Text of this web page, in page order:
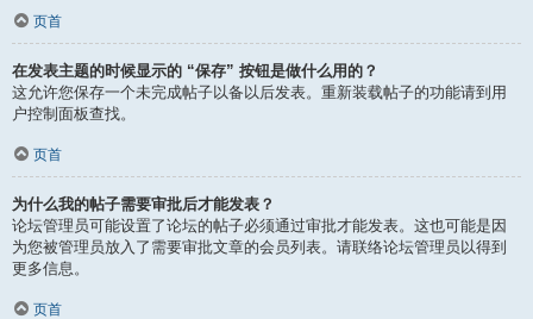
页首
在发表主题的时候显示的 “保存” 按钮是做什么用的？
这允许您保存一个未完成帖子以备以后发表。重新装载帖子的功能请到用
户控制面板查找。
页首
为什么我的帖子需要审批后才能发表？
论坛管理员可能设置了论坛的帖子必须通过审批才能发表。这也可能是因
为您被管理员放入了需要审批文章的会员列表。请联络论坛管理员以得到
更多信息。
页首